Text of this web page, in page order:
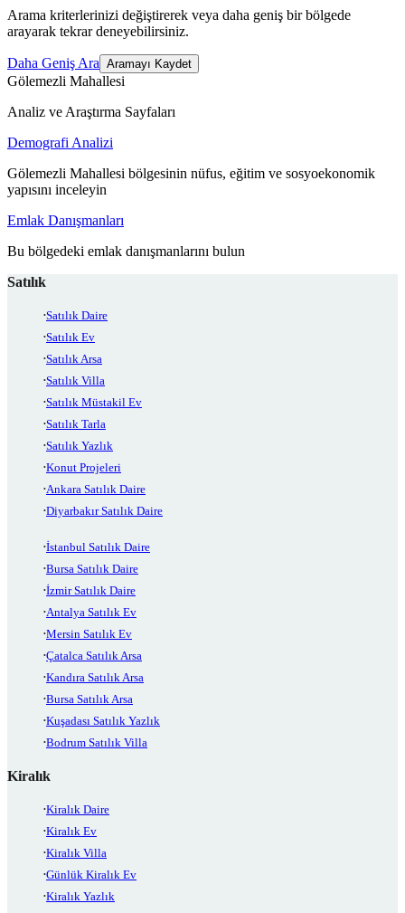
Arama kriterlerinizi değiştirerek veya daha geniş bir bölgede
arayarak tekrar deneyebilirsiniz.
Daha Geniş Ara Aramayı Kaydet
Gölemezli Mahallesi
Analiz ve Araştırma Sayfaları
Demografi Analizi
Gölemezli Mahallesi bölgesinin nüfus, eğitim ve sosyoekonomik
yapısını inceleyin
Emlak Danışmanları
Bu bölgedeki emlak danışmanlarını bulun
Satılık
Satılık Daire
Satılık Ev
Satılık Arsa
Satılık Villa
Satılık Müstakil Ev
Satılık Tarla
Satılık Yazlık
Konut Projeleri
Ankara Satılık Daire
Diyarbakır Satılık Daire
İstanbul Satılık Daire
Bursa Satılık Daire
İzmir Satılık Daire
Antalya Satılık Ev
Mersin Satılık Ev
Çatalca Satılık Arsa
Kandıra Satılık Arsa
Bursa Satılık Arsa
Kuşadası Satılık Yazlık
Bodrum Satılık Villa
Kiralık
Kiralık Daire
Kiralık Ev
Kiralık Villa
Günlük Kiralık Ev
Kiralık Yazlık